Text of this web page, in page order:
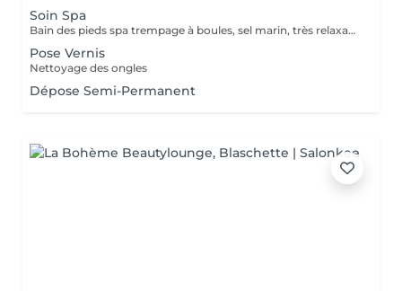
Soin Spa
Bain des pieds spa trempage à boules, sel marin, très relaxant. Gommage & massage inclus. Service non disponible pour ongles mycosiques , je propose l'autre solution de traitement.
Pose Vernis
Nettoyage des ongles
Dépose Semi-Permanent